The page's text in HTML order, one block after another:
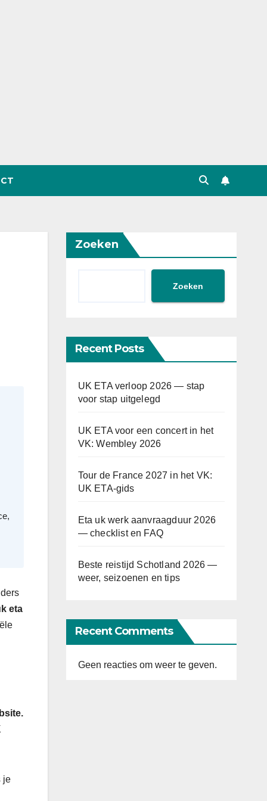
eta
je
Zoeken
Zoeken
Recent Posts
UK ETA verloop 2026 — stap
voor stap uitgelegd
UK ETA voor een concert in het
VK: Wembley 2026
Tour de France 2027 in het VK:
UK ETA-gids
Eta uk werk aanvraagduur 2026
— checklist en FAQ
Beste reistijd Schotland 2026 —
weer, seizoenen en tips
Recent Comments
Geen reacties om weer te geven.